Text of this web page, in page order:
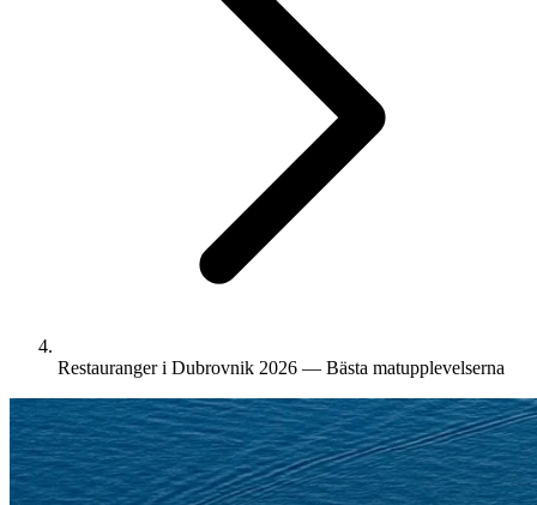
Restauranger i Dubrovnik 2026 — Bästa matupplevelserna